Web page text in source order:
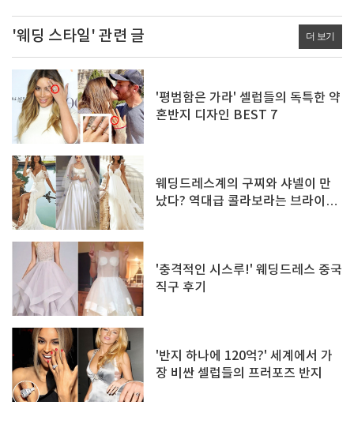
'웨딩 스타일' 관련 글 더 보기
'평범함은 가라' 셀럽들의 독특한 약
혼반지 디자인 BEST 7
웨딩드레스계의 구찌와 샤넬이 만
났다? 역대급 콜라보라는 브라이덜
'충격적인 시스루!' 웨딩드레스 중국
직구 후기
'반지 하나에 120억?' 세계에서 가
장 비싼 셀럽들의 프러포즈 반지